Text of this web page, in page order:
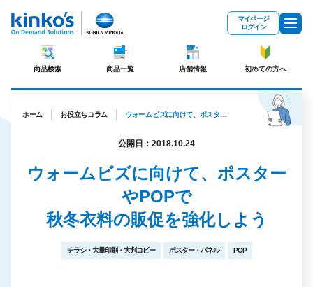
マイページ
ログイン
商品検索 商品一覧 店舗情報 初めての方へ
ホーム お役立ちコラム
公開日：2018.10.24
ウォームビズに向けて、ポスター
やPOPで
秋冬衣料の販促を強化しよう
チラシ・大量印刷・大判コピー ポスター・パネル POP